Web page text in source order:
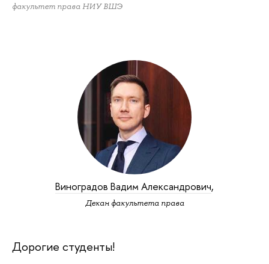
факультет права НИУ ВШЭ
Виноградов Вадим Александрович,
Декан факультета права
Дорогие студенты!